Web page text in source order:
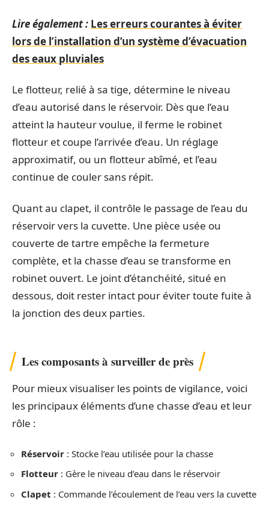
Lire également : Les erreurs courantes à éviter
lors de l’installation d’un système d’évacuation
des eaux pluviales
Le flotteur, relié à sa tige, détermine le niveau
d’eau autorisé dans le réservoir. Dès que l’eau
atteint la hauteur voulue, il ferme le robinet
flotteur et coupe l’arrivée d’eau. Un réglage
approximatif, ou un flotteur abîmé, et l’eau
continue de couler sans répit.
Quant au clapet, il contrôle le passage de l’eau du
réservoir vers la cuvette. Une pièce usée ou
couverte de tartre empêche la fermeture
complète, et la chasse d’eau se transforme en
robinet ouvert. Le joint d’étanchéité, situé en
dessous, doit rester intact pour éviter toute fuite à
la jonction des deux parties.
Les composants à surveiller de près
Pour mieux visualiser les points de vigilance, voici
les principaux éléments d’une chasse d’eau et leur
rôle :
Réservoir : Stocke l’eau utilisée pour la chasse
Flotteur : Gère le niveau d’eau dans le réservoir
Clapet : Commande l’écoulement de l’eau vers la cuvette